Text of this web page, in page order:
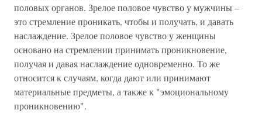
половых органов. Зрелое половое чувство у мужчины –
это стремление проникать, чтобы и получать, и давать
наслаждение. Зрелое половое чувство у женщины
основано на стремлении принимать проникновение,
получая и давая наслаждение одновременно. То же
относится к случаям, когда дают или принимают
материальные предметы, а также к "эмоциональному
проникновению".